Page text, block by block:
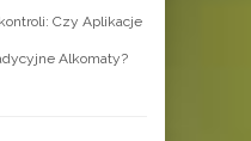
Czy Aplikacje
Alkomaty?